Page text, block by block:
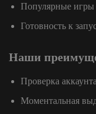
Популярные игры
Готовность к
Наши
Проверка
Моментальная